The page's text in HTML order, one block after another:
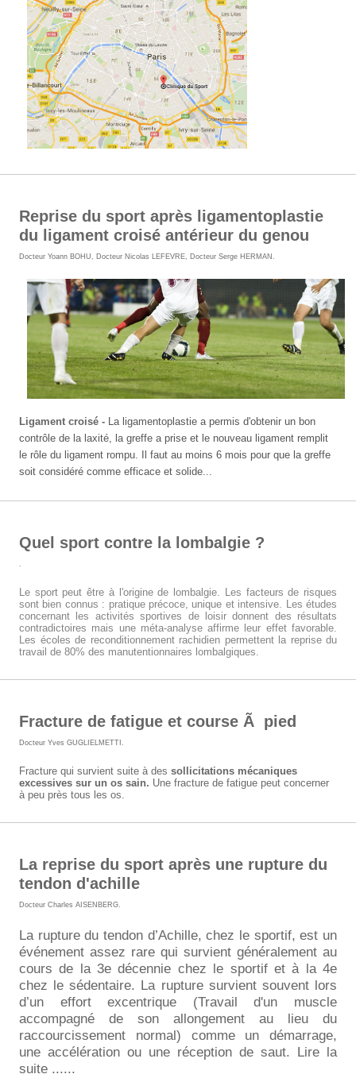
Reprise du sport après ligamentoplastie
du ligament croisé antérieur du genou
Docteur Yoann BOHU, Docteur Nicolas LEFEVRE, Docteur Serge HERMAN .
Ligament croisé - La ligamentoplastie a permis d'obtenir un bon
contrôle de la laxité, la greffe a prise et le nouveau ligament remplit
le rôle du ligament rompu. Il faut au moins 6 mois pour que la greffe
soit considéré comme efficace et solide...
Quel sport contre la lombalgie ?
.
Le sport peut être à l'origine de lombalgie. Les facteurs de risques
sont bien connus : pratique précoce, unique et intensive. Les études
concernant les activités sportives de loisir donnent des résultats
contradictoires mais une méta-analyse affirme leur effet favorable.
Les écoles de reconditionnement rachidien permettent la reprise du
travail de 80% des manutentionnaires lombalgiques.
Fracture de fatigue et course Ã pied
Docteur Yves GUGLIELMETTI .
Fracture qui survient suite à des sollicitations mécaniques
excessives sur un os sain. Une fracture de fatigue peut concerner
à peu près tous les os.
La reprise du sport après une rupture du
tendon d'achille
Docteur Charles AISENBERG.
La rupture du tendon d’Achille, chez le sportif, est un
événement assez rare qui survient généralement au
cours de la 3e décennie chez le sportif et à la 4e
chez le sédentaire. La rupture survient souvent lors
d’un effort excentrique (Travail d'un muscle
accompagné de son allongement au lieu du
raccourcissement normal) comme un démarrage,
une accélération ou une réception de saut. Lire la
suite ......